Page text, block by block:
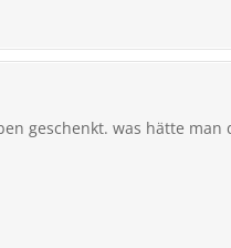
geschenkt. was hätte man